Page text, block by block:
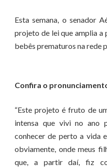
Esta semana, o senador
projeto de lei que amplia a
bebês prematuros na rede
Confira o
“Este projeto é fruto de
intensa que vivi no ano
conhecer de perto a vida
obviamente, onde meus
que, a partir daí, fiz